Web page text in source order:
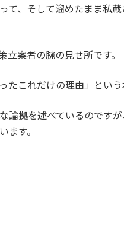
、そして溜めたまま私
案者の腕の見せ所です。
これだけの理由」という
論拠を述べているのです
ます。